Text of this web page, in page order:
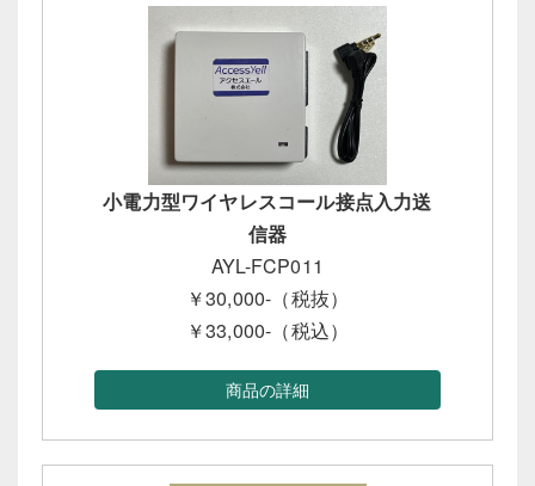
小電力型ワイヤレスコール接点入力送
信器
AYL-FCP011
￥30,000-（税抜）
￥33,000-（税込）
商品の詳細